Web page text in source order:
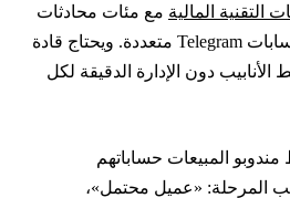
الماليةمع مئات محادثات
العملاء المحتملين عبر حسابات Telegram متعددة. ويحتاج قادة
دون الإدارة الدقيقة لكل
المبيعات حساباتهم
«عميل محتمل»،